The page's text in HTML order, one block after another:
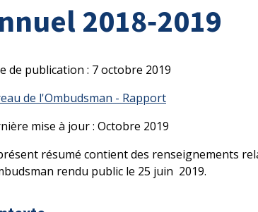
2018‑2019
de publication : 7 octobre 2019
de l'Ombudsman - Rapport
mise à jour : Octobre 2019
résumé contient des renseignements
rendu public le 25 juin 2019.